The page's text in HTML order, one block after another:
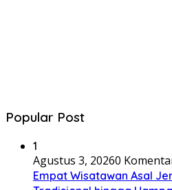
Popular Post
1
Agustus 3, 20260
Empat Wisatawan Asal